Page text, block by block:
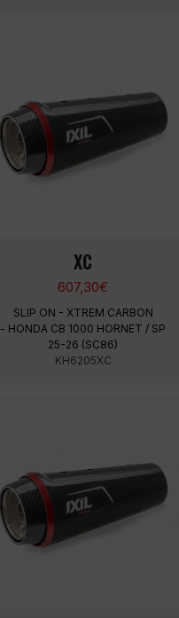
XC
607,30€
SLIP ON - XTREM CARBON
- HONDA CB 1000 HORNET / SP
25-26 (SC86)
KH6205XC